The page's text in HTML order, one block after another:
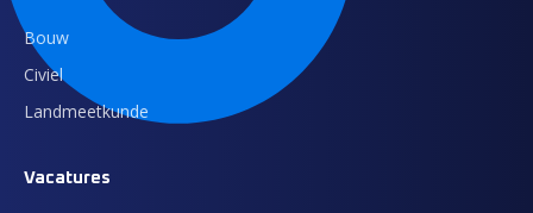
Bouw
Civiel
Landmeetkunde
Vacatures